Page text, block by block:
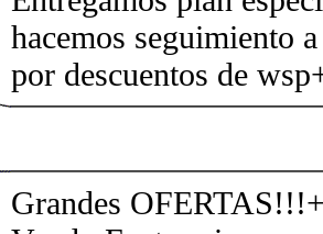
hacemos seguimiento
por descuentos de
Grandes